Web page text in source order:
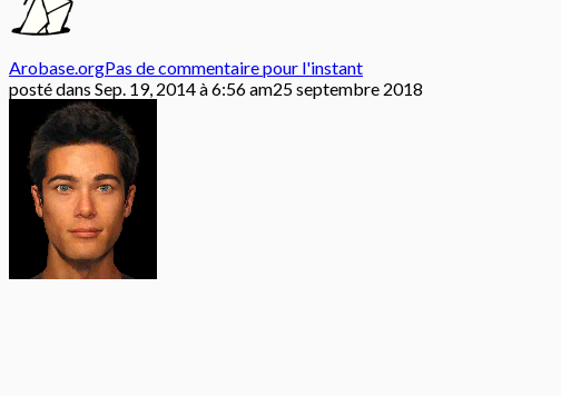
Arobase.orgPas de commentaire pour l'instant
posté dans Sep. 19, 2014 à 6:56 am25 septembre 2018